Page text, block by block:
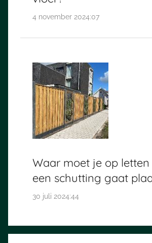
4 november 2024:07
Waar moet je op letten
een schutting gaat
30 juli 2024:44